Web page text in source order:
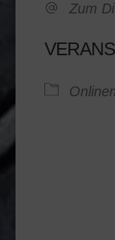
Zum